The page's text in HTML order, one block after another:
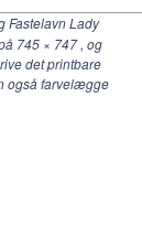
Fastelavn Lady
745 × 747, og
det printbare
også farvelægge